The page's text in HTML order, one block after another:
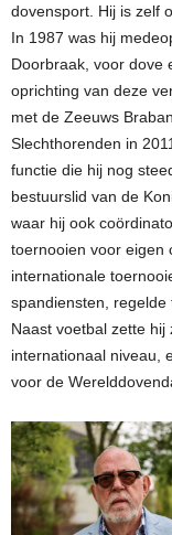
dovensport. Hij is zelf
In 1987 was hij
Doorbraak, voor dove
oprichting van deze
met de Zeeuws
Slechthorenden in
functie die hij nog
bestuurslid van de
waar hij ook
toernooien voor eigen
internationale
spandiensten, regelde
Naast voetbal zette
internationaal niveau,
voor de